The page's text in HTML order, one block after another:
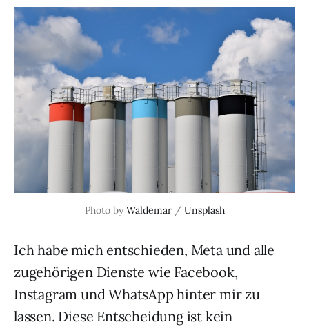
Photo by Waldemar / Unsplash
Ich habe mich entschieden, Meta und alle
zugehörigen Dienste wie Facebook,
Instagram und WhatsApp hinter mir zu
lassen. Diese Entscheidung ist kein